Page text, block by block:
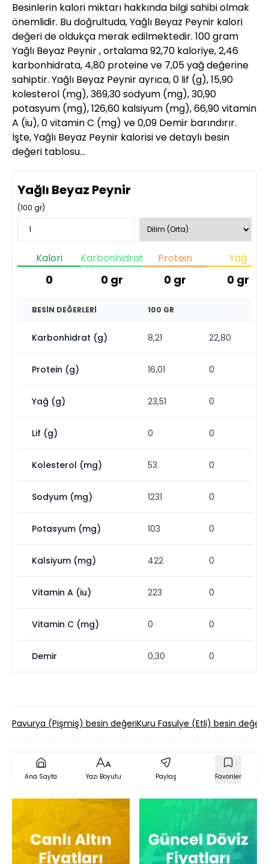
Besinlerin kalori miktarı hakkında bilgi sahibi olmak
önemlidir. Bu doğrultuda, Yağlı Beyaz Peynir kalori
değeri de oldukça merak edilmektedir. 100 gram
Yağlı Beyaz Peynir , ortalama 92,70 kaloriye, 2,46
karbonhidrata, 4,80 proteine ve 7,05 yağ değerine
sahiptir. Yağlı Beyaz Peynir ayrıca, 0 lif (g), 15,90
kolesterol (mg), 369,30 sodyum (mg), 30,90
potasyum (mg), 126,60 kalsiyum (mg), 66,90 vitamin
A (iu), 0 vitamin C (mg) ve 0,09 Demir barındırır.
İşte, Yağlı Beyaz Peynir kalorisi ve detaylı besin
değeri tablosu…
Yağlı Beyaz Peynir
(100 gr)
Kalori
0
Karbonhidrat
0 gr
Protein
0 gr
Yağ
0 gr
BESIN DEĞERLERI 100 GR
Karbonhidrat (g) 8,21 22,80
Protein (g) 16,01 0
Yağ (g) 23,51 0
Lif (g) 0 0
Kolesterol (mg) 53 0
Sodyum (mg) 1231 0
Potasyum (mg) 103 0
Kalsiyum (mg) 422 0
Vitamin A (iu) 223 0
Vitamin C (mg) 0 0
Demir 0,30 0
Pavurya (Pişmiş) besin değeriKuru Fasulye (Etli) besin değeri
Ana Sayfa Yazı Boyutu Paylaş Favoriler